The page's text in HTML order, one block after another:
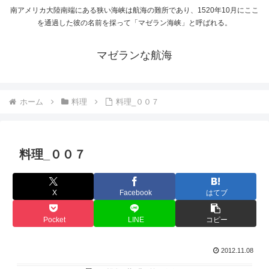
南アメリカ大陸南端にある狭い海峡は航海の難所であり、1520年10月にここ
を通過した彼の名前を採って「マゼラン海峡」と呼ばれる。
マゼランな航海
ホーム 料理 料理_００７
料理_００７
X Facebook はてブ
Pocket LINE コピー
2012.11.08